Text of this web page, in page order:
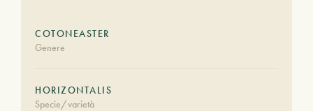
COTONEASTER
Genere
HORIZONTALIS
Specie/varietà